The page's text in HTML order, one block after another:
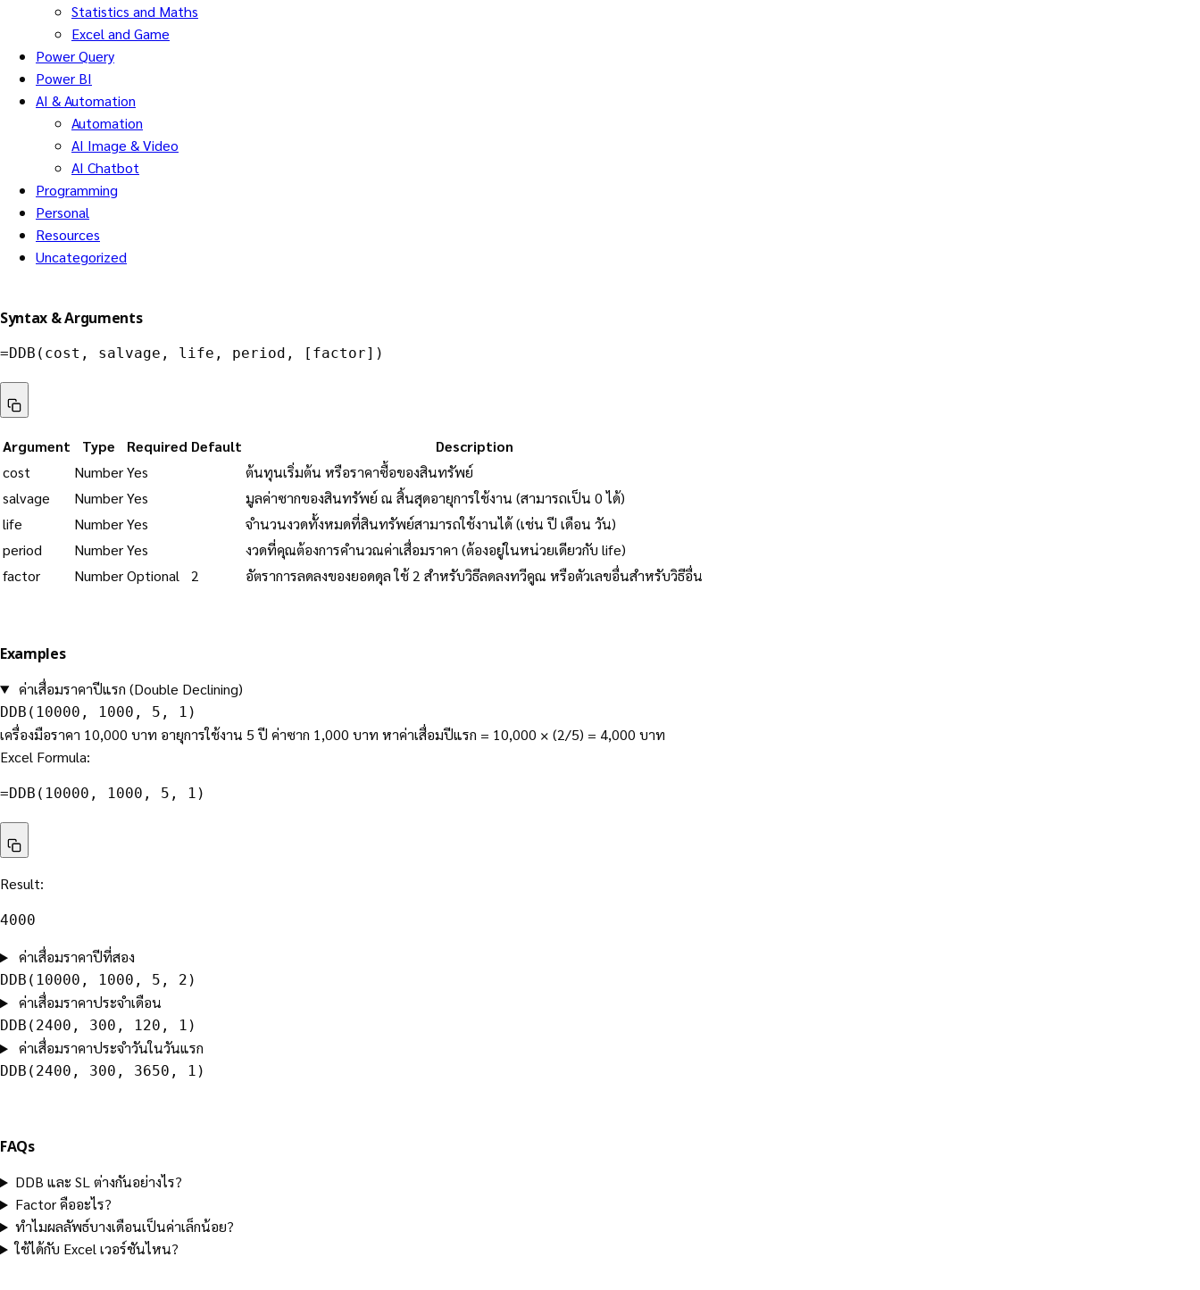
Statistics and Maths
Excel and Game
Power Query
Power BI
AI & Automation
Automation
AI Image & Video
AI Chatbot
Programming
Personal
Resources
Uncategorized
Syntax & Arguments
=DDB ( cost , salvage , life , period , [factor] )
Argument Type Required Default
Description
cost
NumberYes
ต้นทุนเริ่มต้น หรือราคาซื้อของสินทรัพย์
salvage
NumberYes
มูลค่าซากของสินทรัพย์ ณ สิ้นสุดอายุการใช้งาน (สามารถเป็น 0 ได้)
life
NumberYes
จำนวนงวดทั้งหมดที่สินทรัพย์สามารถใช้งานได้ (เช่น ปี เดือน วัน)
period
NumberYes
งวดที่คุณต้องการคำนวณค่าเสื่อมราคา (ต้องอยู่ในหน่วยเดียวกับ life)
factor
NumberOptional 2 อัตราการลดลงของยอดดุล ใช้ 2 สำหรับวิธีลดลงทวีคูณ หรือตัวเลขอื่นสำหรับวิธีอื่น
Examples
ค่าเสื่อมราคาปีแรก (Double Declining)
DDB(10000, 1000, 5, 1)
เครื่องมือราคา 10,000 บาท อายุการใช้งาน 5 ปี ค่าซาก 1,000 บาท หาค่าเสื่อมปีแรก = 10,000 × (2/5) = 4,000 บาท
Excel Formula:
=DDB ( 10000 , 1000 , 5 , 1 )
Result:
4000
ค่าเสื่อมราคาปีที่สอง
DDB(10000, 1000, 5, 2)
ค่าเสื่อมราคาประจำเดือน
DDB(2400, 300, 120, 1)
ค่าเสื่อมราคาประจำวันในวันแรก
DDB(2400, 300, 3650, 1)
FAQs
DDB และ SL ต่างกันอย่างไร?
Factor คืออะไร?
ทำไมผลลัพธ์บางเดือนเป็นค่าเล็กน้อย?
ใช้ได้กับ Excel เวอร์ชันไหน?